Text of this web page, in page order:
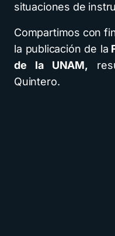
situaciones de
Compartimos con
la publicación de la
de la UNAM,
Quintero.